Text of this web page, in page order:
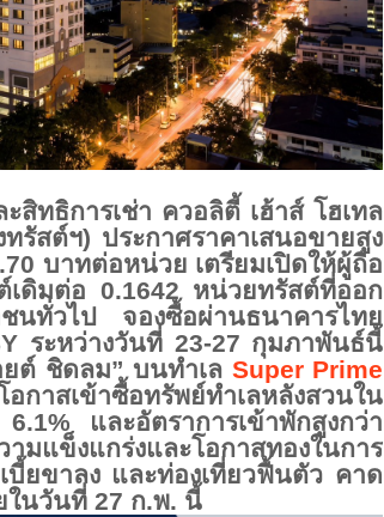
สิทธิการเช่า ควอลิตี้ เฮ้าส์ โฮเทล
รัสต์ฯ) ประกาศราคาเสนอขายสูง
บาทต่อหน่วย เตรียมเปิดให้ผู้ถือ
ดิมต่อ 0.1642 หน่วยทรัสต์ที่ออก
นทั่วไป จองซื้อผ่านธนาคารไทย
ระหว่างวันที่ 23-27 กุมภาพันธ์นี้
ยต์ ชิดลม” บนทำเล Super Prime
กาสเข้าซื้อทรัพย์ทำเลหลังสวนใน
และอัตราการเข้าพักสูงกว่า
มแข็งแกร่งและโอกาสทองในการ
บี้ยขาลง และท่องเที่ยวฟื้นตัว คาด
ในวันที่ 27 ก.พ. นี้